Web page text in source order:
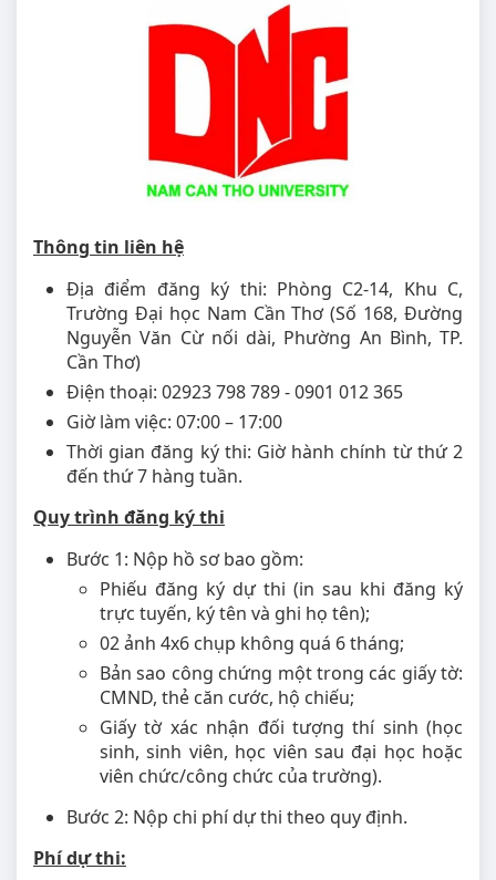
Thông tin liên hệ
Địa điểm đăng ký thi: Phòng C2-14, Khu C,
Trường Đại học Nam Cần Thơ (Số 168, Đường
Nguyễn Văn Cừ nối dài, Phường An Bình, TP.
Cần Thơ)
Điện thoại: 02923 798 789 - 0901 012 365
Giờ làm việc: 07:00 – 17:00
Thời gian đăng ký thi: Giờ hành chính từ thứ 2
đến thứ 7 hàng tuần.
Quy trình đăng ký thi
Bước 1: Nộp hồ sơ bao gồm:
Phiếu đăng ký dự thi (in sau khi đăng ký
trực tuyến, ký tên và ghi họ tên);
02 ảnh 4x6 chụp không quá 6 tháng;
Bản sao công chứng một trong các giấy tờ:
CMND, thẻ căn cước, hộ chiếu;
Giấy tờ xác nhận đối tượng thí sinh (học
sinh, sinh viên, học viên sau đại học hoặc
viên chức/công chức của trường).
Bước 2: Nộp chi phí dự thi theo quy định.
Phí dự thi: